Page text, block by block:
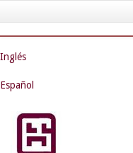
navigation
Inglés
Español